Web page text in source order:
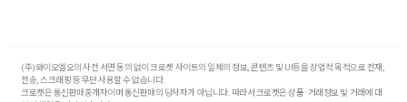
(주)와이오엘오의 사전 서면 동의 없이 크로켓 사이트의 일체의 정보, 콘텐츠 및 UI등을 상업적 목적으로 전재,
전송, 스크래핑 등 무단 사용할 수 없습니다.
크로켓은 통신판매중개자이며 통신판매의 당사자가 아닙니다. 따라서 크로켓은 상품·거래정보 및 거래에 대